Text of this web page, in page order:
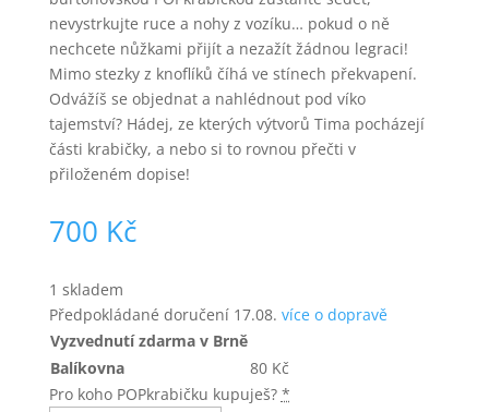
nevystrkujte ruce a nohy z vozíku… pokud o ně
nechcete nůžkami přijít a nezažít žádnou legraci!
Mimo stezky z knoflíků číhá ve stínech překvapení.
Odvážíš se objednat a nahlédnout pod víko
tajemství? Hádej, ze kterých výtvorů Tima pocházejí
části krabičky, a nebo si to rovnou přečti v
přiloženém dopise!
700 Kč
1 skladem
Předpokládané doručení 17.08. více o dopravě
Vyzvednutí zdarma v Brně
Balíkovna
80 Kč
Pro koho POPkrabičku kupuješ? *